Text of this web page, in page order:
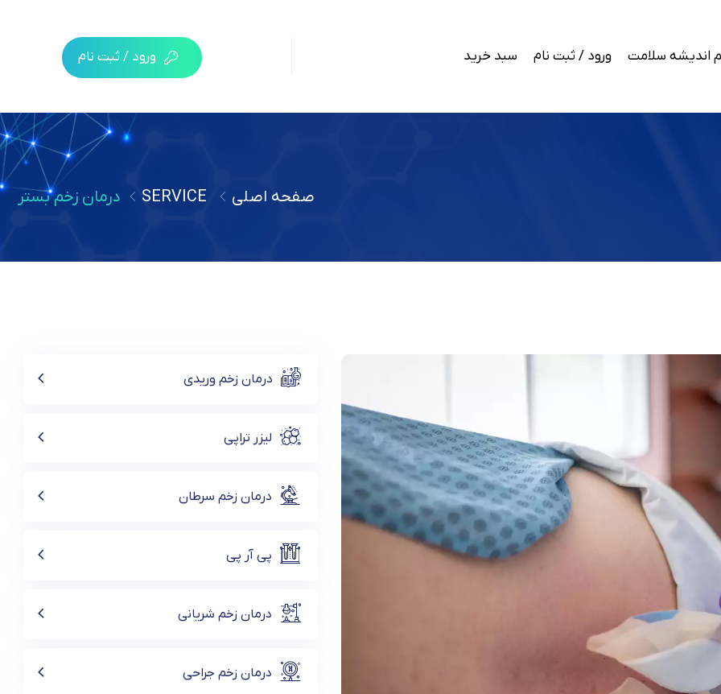
اندیشه سلامت ورود / ثبت نام سبد خرید ورود / ثبت نام
صفحه اصلی SERVICE درمان زخم بستر
درمان زخم وریدی
لیزر تراپی
درمان زخم سرطان
پی آر پی
درمان زخم شریانی
درمان زخم جراحی